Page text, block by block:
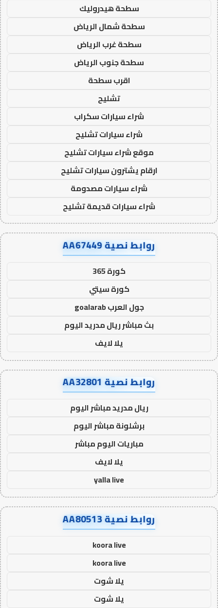
سطحة هيدروليك
سطحة شمال الرياض
سطحة غرب الرياض
سطحة جنوب الرياض
اقرب سطحة
تشليح
شراء سيارات سكراب
شراء سيارات تشليح
موقع شراء سيارات تشليح
ارقام يشترون سيارات تشليح
شراء سيارات مصدومة
شراء سيارات قديمة تشليح
روابط نصية AA67449
كورة 365
كورة سيتي
جول العرب goalarab
بث مباشر ريال مدريد اليوم
يلا لايف
روابط نصية AA32801
ريال مدريد مباشر اليوم
برشلونة مباشر اليوم
مباريات اليوم مباشر
يلا لايف
yalla live
روابط نصية AA80513
koora live
koora live
يلا شوت
يلا شوت